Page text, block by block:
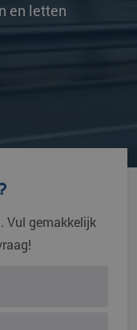
en letten
Vul gemakkelijk